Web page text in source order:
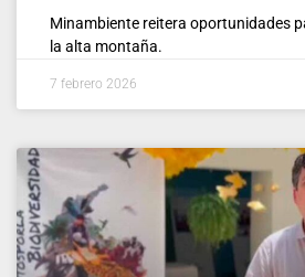
Minambiente reitera oportunidades
la alta montaña.
7 febrero 2026